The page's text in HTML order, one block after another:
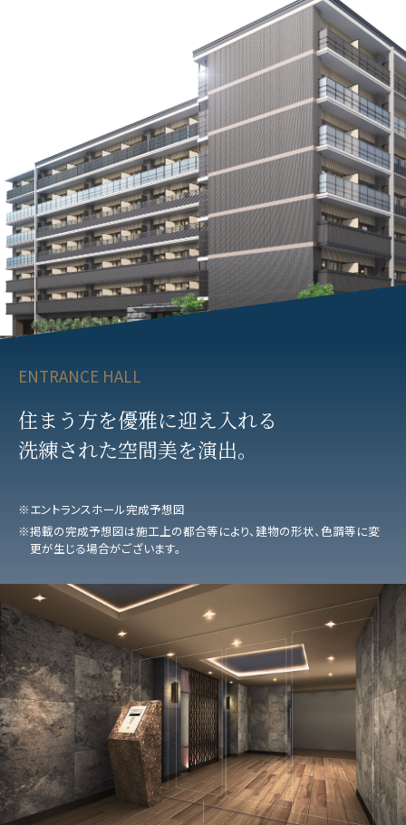
ENTRANCE HALL
住まう方を優雅に迎え入れる
洗練された空間美を演出。
※エントランスホール完成予想図
※掲載の完成予想図は施工上の都合等により、建物の形状、色調等に変
更が生じる場合がございます。